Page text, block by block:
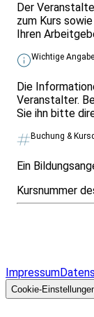
Der
zum Kurs
Ihren
Wichtige
Die
Veranstalter.
Sie ihn bitte
Buchung &
Ein
Kursnummer
Impressum
Cookie-